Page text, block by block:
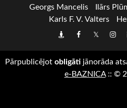
Georgs Mancelis
Ilārs
Karls F. V. Valters
DraugiemFacebook
Twitter
Pārpublicējot obligāti jānorāda
e-BAZNICA:: ©